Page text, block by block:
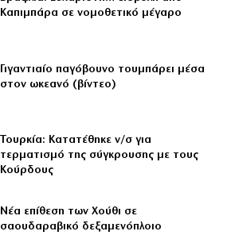
Καπιμπάρα σε νομοθετικό μέγαρο
Γιγαντιαίο παγόβουνο τουμπάρει μέσα
στον ωκεανό (βίντεο)
Τουρκία: Κατατέθηκε ν/σ για
τερματισμό της σύγκρουσης με τους
Κούρδους
Νέα επίθεση των Χούθι σε
σαουδαραβικό δεξαμενόπλοιο